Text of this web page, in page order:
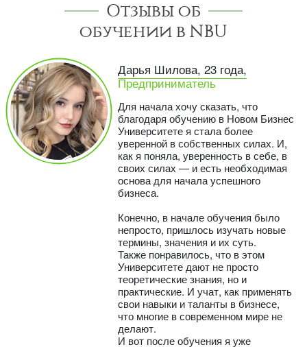
Отзывы об
обучении в NBU
Дарья Шилова, 23 года,
Предприниматель
Для начала хочу сказать, что
благодаря обучению в Новом Бизнес
Университете я стала более
уверенной в собственных силах. И,
как я поняла, уверенность в себе, в
своих силах — и есть необходимая
основа для начала успешного
бизнеса.
Конечно, в начале обучения было
непросто, пришлось изучать новые
термины, значения и их суть.
Также понравилось, что в этом
Университете дают не просто
теоретические знания, но и
практические. И учат, как применять
свои навыки и таланты в бизнесе,
что многие в современном мире не
делают.
И вот после обучения я уже